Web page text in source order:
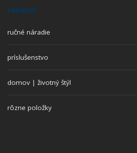
PREMION
ručné náradie
príslušenstvo
domov | životný štýl
rôzne položky